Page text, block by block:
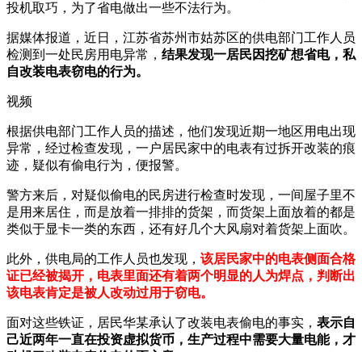
投机取巧，为了省电做出一些不法行为。
据媒体报道，近日，江苏省苏州市姑苏区的供电部门工作人员
检测到一处民房用电异常， 结果发现一居民因挖矿想省电，私
自改装电表窃电的行为。
视频
根据供电部门工作人员的描述，他们发现近期一地区用电出现
异常，经过检查发现，一户居民家中的电表有过拆开改装的痕
迹，疑似有偷电行为，便报警。
警方来后，对疑似偷电的民房进行检查时发现，一间屋子里不
是用来居住，而是放着一排排的货架，而货架上面放着的都是
类似于显卡一类的东西，还有好几个大风扇对着货架上面吹。
此外，供电局的工作人员也发现， 该居民家中的电表侧面合格
证已经被揭开，电表里面还有着两个明显的人为焊点，判断出
该电表肯定是被人改动过用于窃电。
面对这些铁证，居民华某承认了改装电表偷电的事实， 表示自
己近两年一直在投资虚拟货币，生产过程中需要大量电能，才